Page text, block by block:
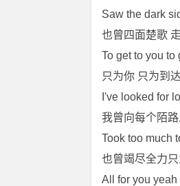
Saw the dark
也曾四面楚歌
To get to you to
只为你 只为到
I've looked for
我曾向每个陌
Took too much
也曾竭尽全力
All for you yeah